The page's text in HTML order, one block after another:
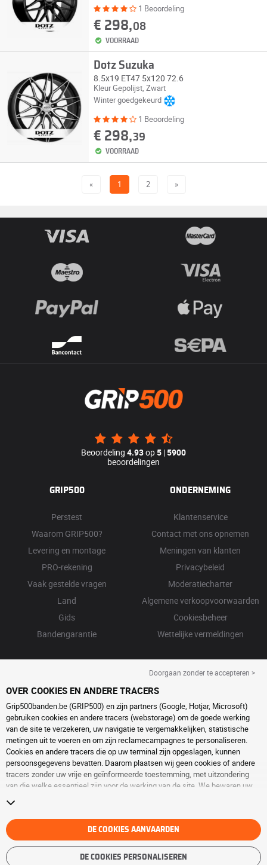
1 Beoordeling
€ 298,08
VOORRAAD
Dotz Suzuka
8.5x19 ET47 5x120 72.6
Kleur Gepolijst, Zwart
Winter goedgekeurd
1 Beoordeling
€ 298,39
VOORRAAD
« 1 2 »
Beoordeling 4.93op5 |5900
beoordelingen
GRIP500
Perstest
Waarom GRIP500?
Levering en montage
PRO-rekening
Vaak gestelde vragen
Land
Gids
Bandengarantie
ONDERNEMING
Klantenservice
Contact met ons opnemen
Meningen van klanten
Privacybeleid
Moderatiecharter
Algemene verkoopvoorwaarden
Cookiesbeheer
Wettelijke vermeldingen
Doorgaan zonder te accepteren >
OVER COOKIES EN ANDERE TRACERS
Grip500banden.be (GRIP500) en zijn partners (Google, Hotjar, Microsoft)
gebruiken cookies en andere tracers (webstorage) om de goede werking
van de site te verzekeren, uw navigatie te vergemakkelijken, statistische
metingen uit te voeren en om zijn reclamecampagnes te personaliseren.
Cookies en andere tracers die op uw terminal zijn opgeslagen, kunnen
persoonsgegevens bevatten. Daarom plaatsen wij geen cookies of andere
tracers zonder uw vrije en geïnformeerde toestemming, met uitzondering
van die welke essentieel zijn voor de werking van de site. We bewaren uw
naar de pagina over
om verder te surfen zonder het deponeren van cookies of andere tracers te
aanvaarden. Weigering verhindert de toegang tot diensten niet GRIP500.
Voor meer informatie,bezoek de cookies en andere tracerspagina.
DE COOKIES AANVAARDEN
DE COOKIES PERSONALISEREN